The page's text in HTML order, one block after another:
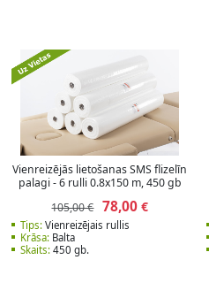
Vienreizējās lietošanas SMS flizelīn
palagi - 6 rulli 0.8x150 m, 450 gb
105,00 € 78,00€
Tips:Vienreizējais rullis
Krāsa:Balta
Skaits:450 gb.